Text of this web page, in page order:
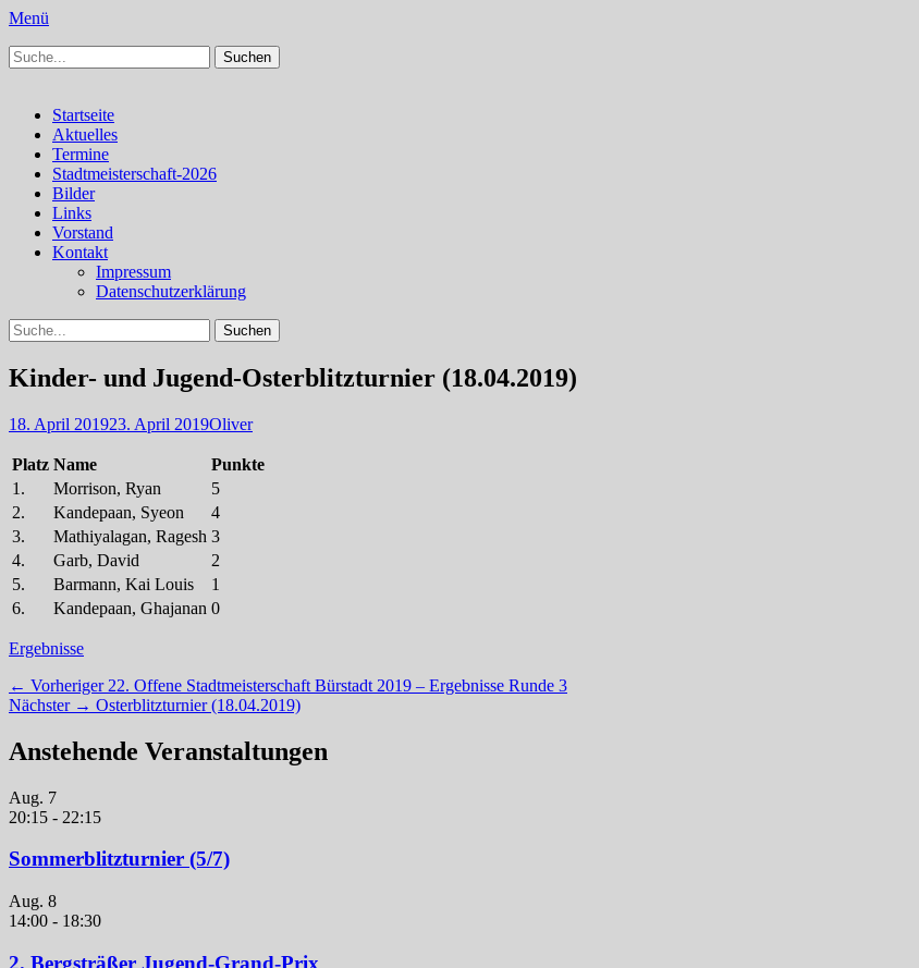
Menü
Schachfreunde Bürstadt
Schachfreunde im Web
Suchen
nach:
Primäres
Menü
Zum
Inhalt
springen
Startseite
Aktuelles
Termine
Stadtmeisterschaft-2026
Bilder
Links
Vorstand
Kontakt
Impressum
Datenschutzerklärung
Suchen
Suchen
nach:
Kinder- und Jugend-Osterblitzturnier (18.04.2019)
Veröffentlicht
18. April 201923. April 2019Autor
Oliver
Platz Name
Punkte
1.
Morrison, Ryan
5
2.
Kandepaan, Syeon
4
3.
Mathiyalagan, Ragesh 3
4.
Garb, David
2
5.
Barmann, Kai Louis
1
6.
Kandepaan, Ghajanan 0
Kategorien
Ergebnisse
Beitragsnavigation
← Vorheriger Vorheriger
Beitrag:
22. Offene Stadtmeisterschaft Bürstadt 2019 – Ergebnisse Runde 3
Nächster → Nächster
Osterblitzturnier (18.04.2019)
Anstehende Veranstaltungen
Aug. 7
20:15 - 22:15
Sommerblitzturnier (5/7)
Aug. 8
14:00 - 18:30
2. Bergsträßer Jugend-Grand-Prix